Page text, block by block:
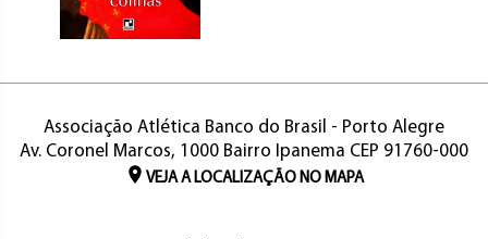
Associação Atlética Banco do Brasil - Porto Alegre
Av. Coronel Marcos, 1000 Bairro Ipanema CEP 91760-000
VEJA A LOCALIZAÇÃO NO MAPA